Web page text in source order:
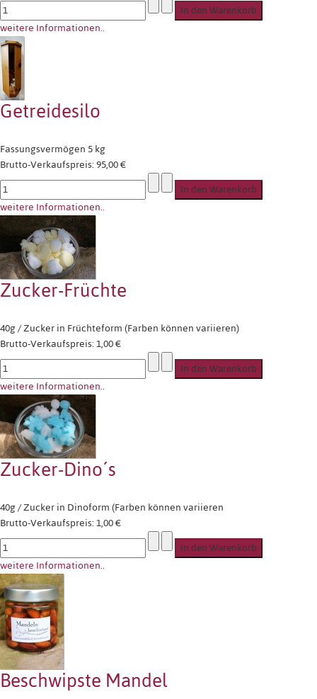
weitere Informationen..
Getreidesilo
Fassungsvermögen 5 kg
Brutto-Verkaufspreis:95,00 €
weitere Informationen..
Zucker-Früchte
40g / Zucker in Früchteform (Farben können variieren)
Brutto-Verkaufspreis:1,00 €
weitere Informationen..
Zucker-Dino´s
40g / Zucker in Dinoform (Farben können variieren
Brutto-Verkaufspreis:1,00 €
weitere Informationen..
Beschwipste Mandel